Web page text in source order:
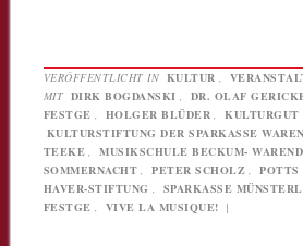
VERÖFFENTLICHT IN KULTUR ,
MIT DIRK BOGDANSKI , DR. OLAF
FESTGE , HOLGER BLÜDER , KULTURGUT
KULTURSTIFTUNG DER SPARKASSE
TEEKE , MUSIKSCHULE BECKUM-
SOMMERNACHT , PETER SCHOLZ , POTTS
HAVER-STIFTUNG , SPARKASSE
FESTGE , VIVE LA MUSIQUE! |